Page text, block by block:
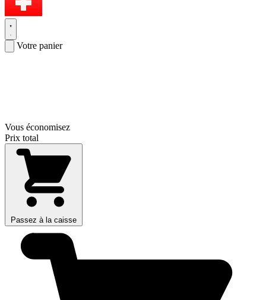
Votre panier
Vous économisez
Prix total
Passez à la caisse